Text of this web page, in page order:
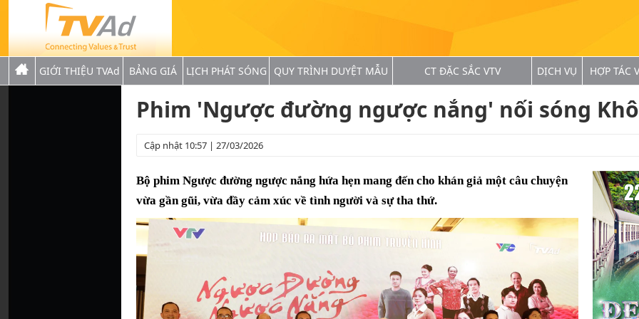
GIỚI THIỆU TVAd BẢNG GIÁ LỊCH PHÁT SÓNG QUY TRÌNH DUYỆT MẪU CT ĐẶC SẮC VTV DỊCH VỤ HỢP TÁC
Phim 'Ngược đường ngược nắng' nối sóng
Cập nhật 10:57 | 27/03/2026
Bộ phim Ngược đường ngược nắng hứa hẹn mang đến cho khán giả một câu chuyện
vừa gần gũi, vừa đầy cảm xúc về tình người và sự tha thứ.